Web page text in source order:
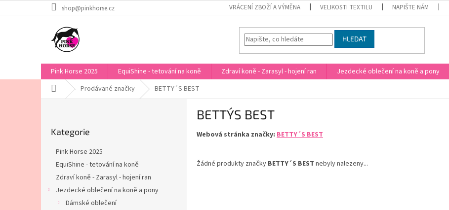
na
shop@pinkhorse.cz VRÁCENÍ ZBOŽÍ A VÝMĚNA VELIKOSTI TEXTILU NAPIŠTE NÁM
HLEDAT
Pink Horse 2025 EquiShine - tetování na koně Zdraví koně - Zarasyl - hojení ran Jezdecké oblečení na koně a pony
Domů Prodávané značky BETTY´S BEST
kategorie
Kategorie
Pink Horse 2025
EquiShine - tetování na koně
Zdraví koně - Zarasyl - hojení ran
Jezdecké oblečení na koně a pony
Dámské oblečení
BETTY´S BEST
Webová stránka značky: BETTY´S BEST
Žádné produkty značky BETTY´S BEST nebyly nalezeny...